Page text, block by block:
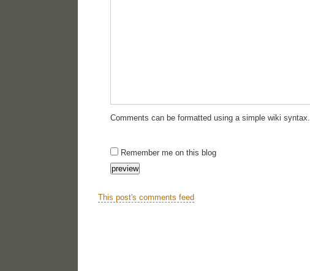
Comments can be formatted using a simple wiki syntax.
Remember me on this blog
This post's comments feed